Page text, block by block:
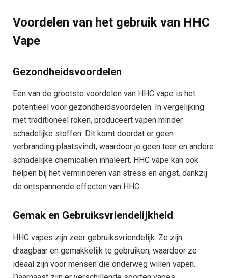
Voordelen van het gebruik van HHC
Vape
Gezondheidsvoordelen
Een van de grootste voordelen van HHC vape is het
potentieel voor gezondheidsvoordelen. In vergelijking
met traditioneel roken, produceert vapen minder
schadelijke stoffen. Dit komt doordat er geen
verbranding plaatsvindt, waardoor je geen teer en andere
schadelijke chemicaliën inhaleert. HHC vape kan ook
helpen bij het verminderen van stress en angst, dankzij
de ontspannende effecten van HHC.
Gemak en Gebruiksvriendelijkheid
HHC vapes zijn zeer gebruiksvriendelijk. Ze zijn
draagbaar en gemakkelijk te gebruiken, waardoor ze
ideaal zijn voor mensen die onderweg willen vapen.